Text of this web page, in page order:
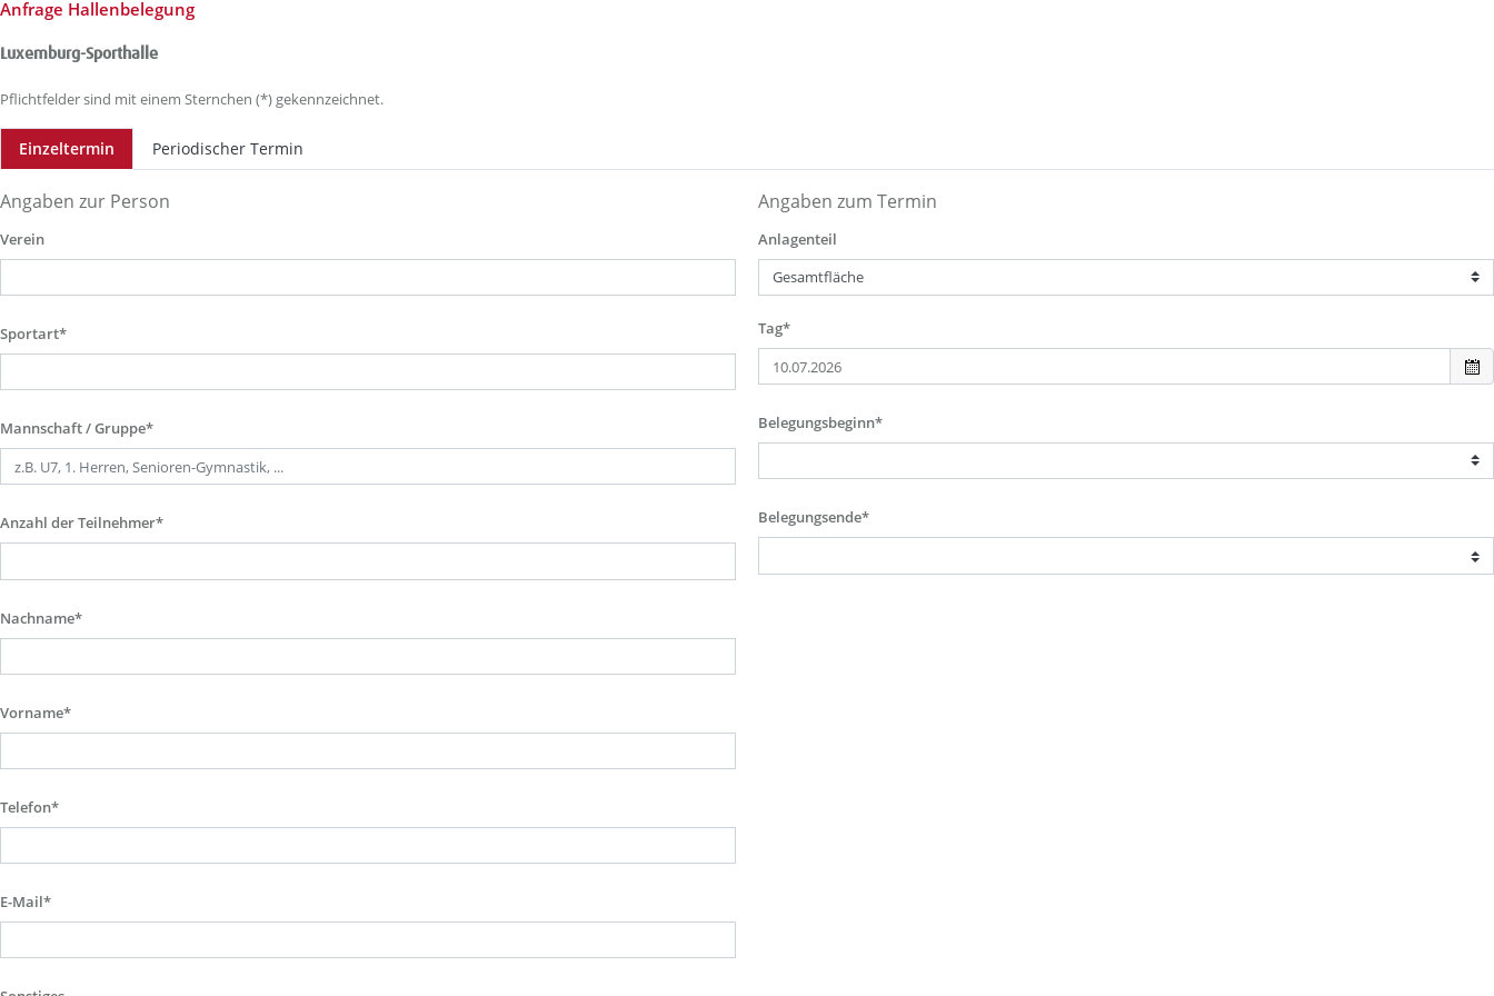
Anfrage Hallenbelegung
Luxemburg-Sporthalle
Pflichtfelder sind mit einem Sternchen (*) gekennzeichnet.
Einzeltermin Periodischer Termin
Angaben zur Person
Verein
Sportart*
Mannschaft / Gruppe*
Anzahl der Teilnehmer*
Nachname*
Vorname*
Telefon*
E-Mail*
Angaben zum Termin
Anlagenteil
Tag*
Belegungsbeginn*
Belegungsende*